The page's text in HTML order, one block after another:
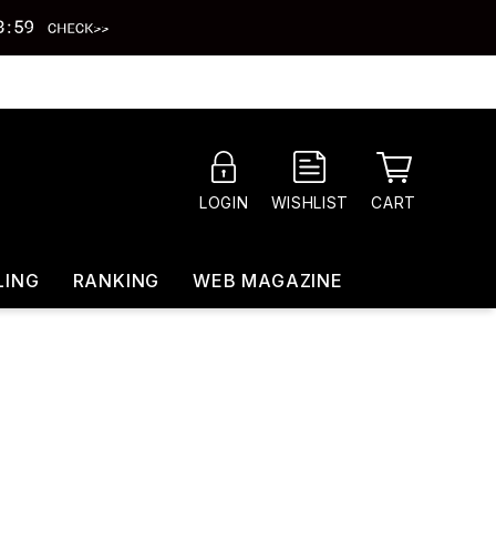
LOGIN WISHLIST CART
RANKING WEB MAGAZINE